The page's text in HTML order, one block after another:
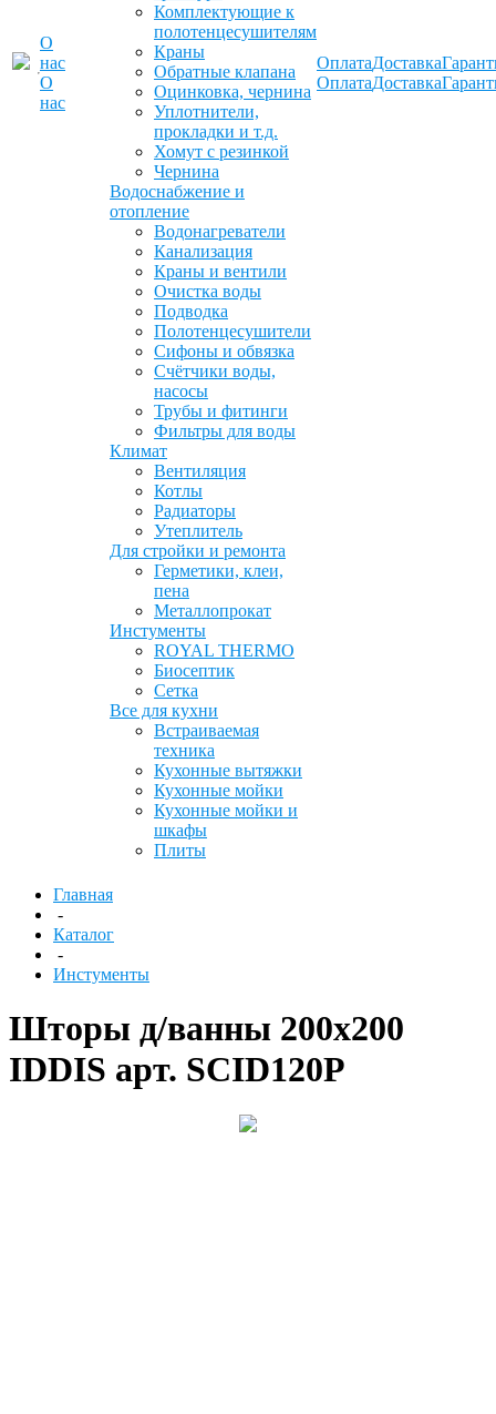
О
нас
О
нас
Комплектующие к
полотенцесушителям
Краны
Обратные клапана
Оцинковка, чернина
Уплотнители,
прокладки и т.д.
Хомут с резинкой
Чернина
Водоснабжение и
отопление
Водонагреватели
Канализация
Краны и вентили
Очистка воды
Подводка
Полотенцесушители
Сифоны и обвязка
Счётчики воды,
насосы
Трубы и фитинги
Фильтры для воды
Климат
Вентиляция
Котлы
Радиаторы
Утеплитель
Для стройки и ремонта
Герметики, клеи,
пена
Металлопрокат
Инстументы
ROYAL THERMO
Биосептик
Сетка
Все для кухни
Встраиваемая
техника
Кухонные вытяжки
Кухонные мойки
Кухонные мойки и
шкафы
Плиты
Оплата
Оплата
Доставка
Доставка
Главная
-
Каталог
-
Инстументы
Шторы д/ванны 200х200
IDDIS арт. SCID120P